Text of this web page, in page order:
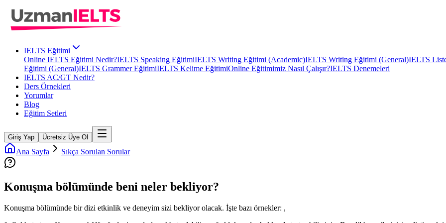
IELTS Eğitimi
Online IELTS Eğitimi Nedir?IELTS Speaking EğitimiIELTS Writing Eğitimi (Academic)IELTS Writing Eğitimi (General)IELTS
Eğitimi (General)IELTS Grammer EğitimiIELTS Kelime EğitimiOnline Eğitimimiz Nasıl Çalışır?IELTS Denemeleri
IELTS AC/GT Nedir?
Ders Örnekleri
Yorumlar
Blog
Eğitim Setleri
Giriş Yap Ücretsiz Üye Ol
Ana Sayfa Sıkça Sorulan Sorular
Konuşma bölümünde beni neler bekliyor?
Konuşma bölümünde bir dizi etkinlik ve deneyim sizi bekliyor olacak. İşte bazı örnekler: ,